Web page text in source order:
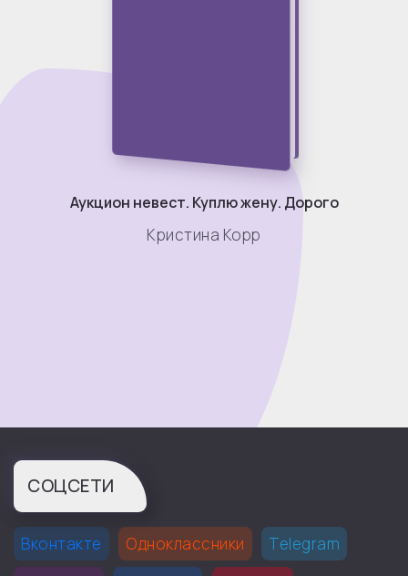
Аукцион невест. Куплю жену. Дорого
Кристина Корр
СОЦСЕТИ
Вконтакте Одноклассники
Telegram